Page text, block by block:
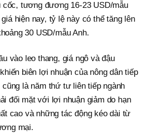
cốc, tương đương 16-23 USD/mẫu
hiện nay, tỷ lệ này có thể tăng lên
30 USD/mẫu Anh.
vào leo thang, giá ngô và đậu
biên lợi nhuận của nông dân tiếp
là năm thứ tư liên tiếp ngành
đối mặt với lợi nhuận giảm do hạn
cao và những tác động kéo dài từ
mại.